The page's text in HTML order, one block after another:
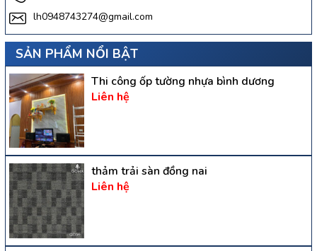
lh0948743274@gmail.com
SẢN PHẨM NỔI BẬT
Thi công ốp tường nhựa bình dương
Liên hệ
thảm trải sàn đồng nai
Liên hệ